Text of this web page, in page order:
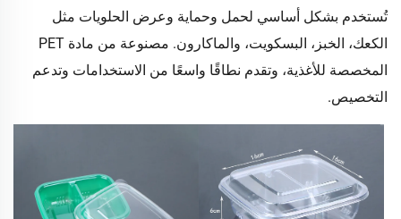
تُستخدم بشكل أساسي لحمل وحماية وعرض الحلويات مثل
الكعك، الخبز، البسكويت، والماكارون. مصنوعة من مادة PET
المخصصة للأغذية، وتقدم نطاقًا واسعًا من الاستخدامات وتدعم
التخصيص.